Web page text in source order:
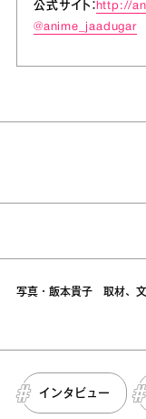
公式サイト： http://
@anime_jaadugar
写真・飯本貴子 取材、
インタビュー